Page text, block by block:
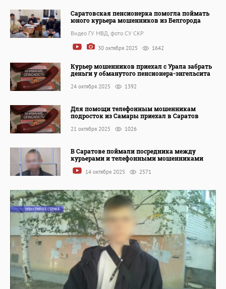
Саратовская пенсионерка помогла поймать
юного курьера мошенников из Белгорода
Видео ГУ МВД, фото СУ СКР
30 октября 2025 1642
Курьер мошенников приехал с Урала забрать
деньги у обманутого пенсионера-энгельсита
24 октября 2025 1392
Для помощи телефонным мошенникам
подросток из Самары приехал в Саратов
21 октября 2025 1026
В Саратове поймали посредника между
курьерами и телефонными мошенниками
14 октября 2025 2571